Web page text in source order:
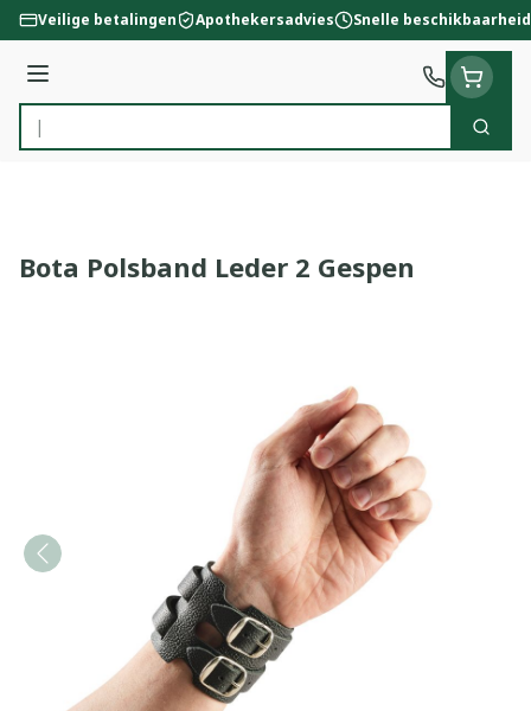
Ga naar de inhoud
Veilige betalingen Apothekersadvies Snelle beschikbaarheid
Menu
Product, merk, categorie...
Zoek
Bota Polsband Leder 2 Gespen